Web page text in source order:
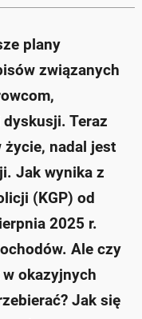
Onet Czat z AI
plany
związanych
Teraz
życie, nadal jest
Jak wynika z
(KGP) od
2025 r.
Ale czy
okazyjnych
Jak się